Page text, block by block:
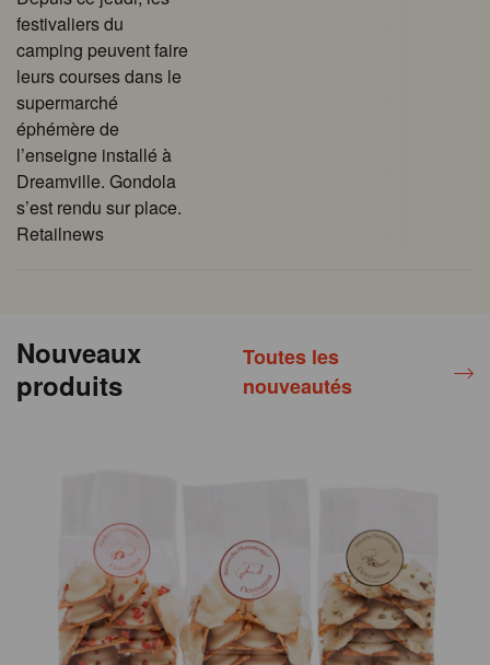
festivaliers du
camping peuvent faire
leurs courses dans le
supermarché
éphémère de
l’enseigne installé à
Dreamville. Gondola
s’est rendu sur place.
Retailnews
Nouveaux
produits
Toutes les
nouveautés